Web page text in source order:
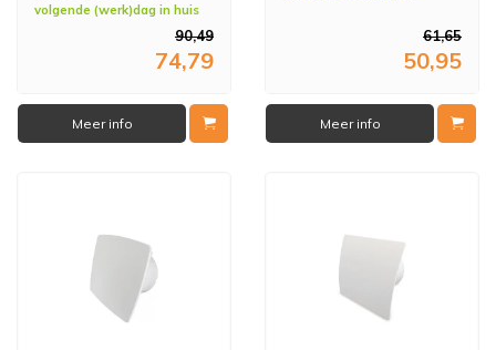
volgende (werk)dag in huis
90,49
74,79
Meer info
61,65
50,95
Meer info